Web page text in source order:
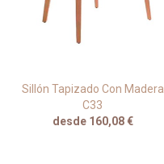
Sillón Tapizado Con Madera
C33
desde 160,08 €